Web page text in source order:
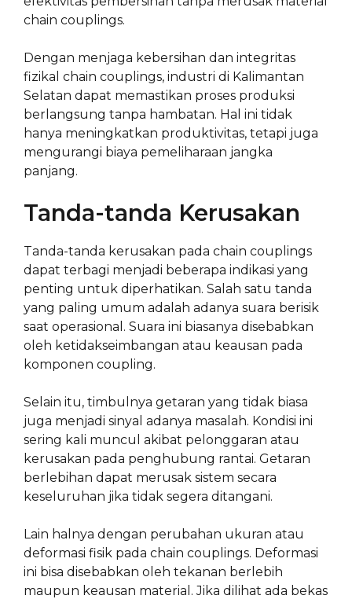
chain couplings.
Dengan menjaga kebersihan dan integritas
fizikal chain couplings, industri di Kalimantan
Selatan dapat memastikan proses produksi
berlangsung tanpa hambatan. Hal ini tidak
hanya meningkatkan produktivitas, tetapi juga
mengurangi biaya pemeliharaan jangka
panjang.
Tanda-tanda Kerusakan
Tanda-tanda kerusakan pada chain couplings
dapat terbagi menjadi beberapa indikasi yang
penting untuk diperhatikan. Salah satu tanda
yang paling umum adalah adanya suara berisik
saat operasional. Suara ini biasanya disebabkan
oleh ketidakseimbangan atau keausan pada
komponen coupling.
Selain itu, timbulnya getaran yang tidak biasa
juga menjadi sinyal adanya masalah. Kondisi ini
sering kali muncul akibat pelonggaran atau
kerusakan pada penghubung rantai. Getaran
berlebihan dapat merusak sistem secara
keseluruhan jika tidak segera ditangani.
Lain halnya dengan perubahan ukuran atau
deformasi fisik pada chain couplings. Deformasi
ini bisa disebabkan oleh tekanan berlebih
maupun keausan material. Jika dilihat ada bekas